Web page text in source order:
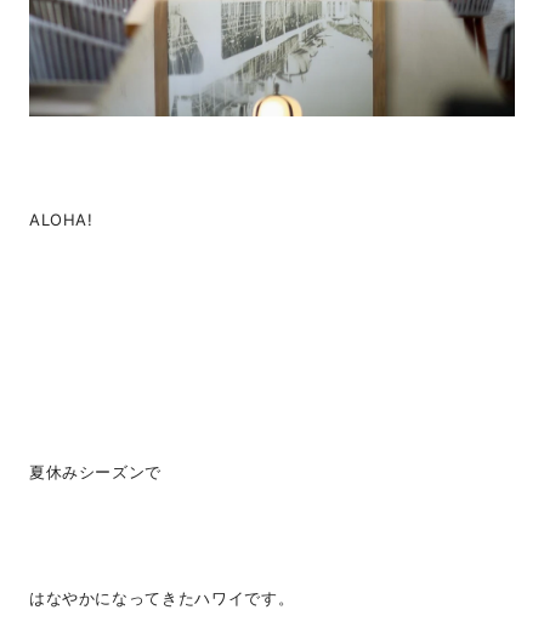
ALOHA!
夏休みシーズンで
はなやかになってきたハワイです。